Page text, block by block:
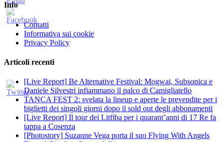
Info
Contatti
Informativa sui cookie
Privacy Policy
Articoli recenti
[Live Report] Be Alternative Festival: Mogwai, Subsonica e
Daniele Silvestri infiammano il palco di Camigliatello
TANCA FEST 2: svelata la lineup e aperte le prevendite per i
biglietti dei singoli giorni dopo il sold out degli abbonamenti
[Live Report] Il tour dei Litfiba per i quarant’anni di 17 Re fa
tappa a Cosenza
[Photostory] Suzanne Vega porta il suo Flying With Angels